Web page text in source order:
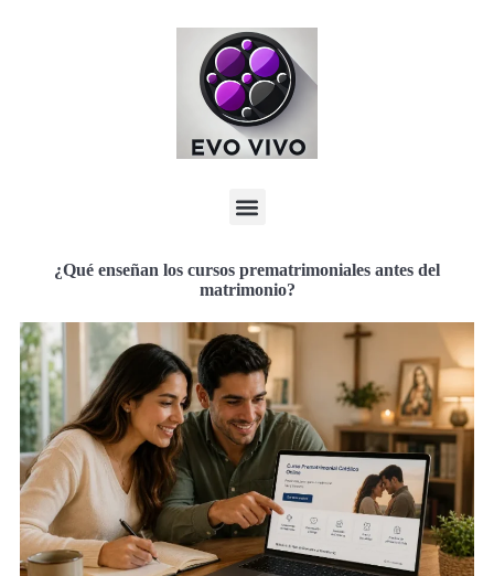
¿Qué enseñan los cursos prematrimoniales antes del
matrimonio?